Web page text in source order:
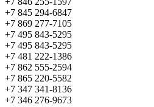
+7 845 294-6847
+7 869 277-7105
+7 495 843-5295
+7 495 843-5295
+7 481 222-1386
+7 862 555-2594
+7 865 220-5582
+7 347 341-8136
+7 346 276-9673